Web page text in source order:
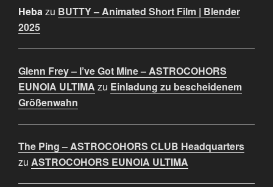
Hebazu BUTTY – Animated Short Film | Blender
2025
Glenn Frey – I’ve Got Mine – ASTROCOHORS
EUNOIA ULTIMA zu Einladung zu bescheidenem
Größenwahn
The Ping – ASTROCOHORS CLUB Headquarters
zu ASTROCOHORS EUNOIA ULTIMA